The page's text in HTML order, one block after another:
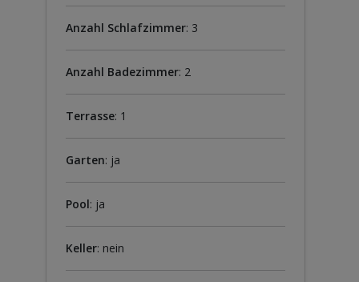
Anzahl Schlafzimmer: 3
Anzahl Badezimmer: 2
Terrasse: 1
Garten: ja
Pool: ja
Keller: nein